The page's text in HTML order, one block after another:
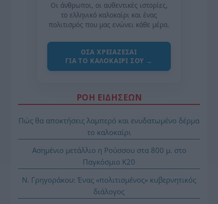
Οι άνθρωποι, οι αυθεντικές ιστορίες,
το ελληνικό καλοκαίρι και ένας
πολιτισμός που μας ενώνει κάθε μέρα.
ΌΣΑ ΧΡΕΙΆΖΕΣΑΙ
ΓΙΑ ΤΟ ΚΑΛΟΚΑΊΡΙ ΣΟΥ →
ΡΟΗ ΕΙΔΗΣΕΩΝ
Πώς θα αποκτήσεις λαμπερό και ενυδατωμένο δέρμα
το καλοκαίρι
Ασημένιο μετάλλιο η Ρούσσου στα 800 μ. στο
Παγκόσμιο Κ20
Ν. Γρηγοράκου: Ένας «πολιτισμένος» κυβερνητικός
διάλογος